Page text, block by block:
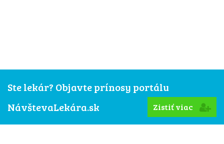
Ste lekár? Objavte prínosy portálu
NávštevaLekára.sk
Zistiť viac